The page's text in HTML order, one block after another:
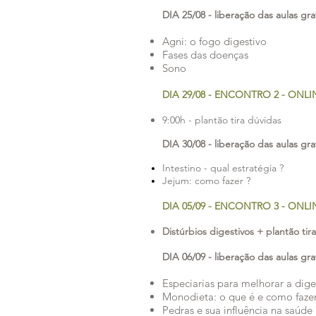
DIA 25/08 - liberação das aulas
Agni: o fogo digestivo
Fases das doenças
Sono
DIA 29/08 - ENCONTRO 2 -
9:00h - plantão tira dúvidas
DIA 30/08 - liberação das aulas
Intestino - qual estratégia ?
Jejum: como fazer ?
DIA 05/09 - ENCONTRO 3 -
Distúrbios digestivos + plantão
DIA 06/09 - liberação das aulas
Especiarias para melhorar a
Monodieta: o que é e como
Pedras e sua influência na saúde